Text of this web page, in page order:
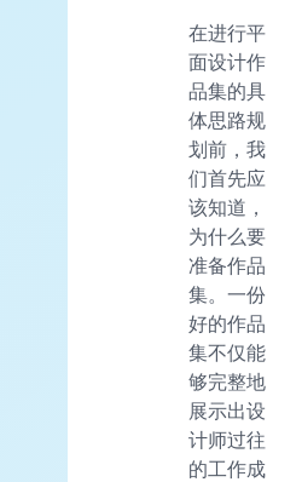
在进行平
面设计作
品集的具
体思路规
划前，我
们首先应
该知道，
为什么要
准备作品
集。一份
好的作品
集不仅能
够完整地
展示出设
计师过往
的工作成